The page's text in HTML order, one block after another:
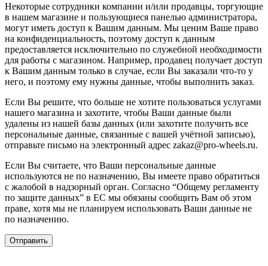
Некоторые сотрудники компании и/или продавцы, торгующие
в нашем магазине и пользующиеся панелью администратора,
могут иметь доступ к Вашим данным. Мы ценим Ваше право
на конфиденциальность, поэтому доступ к данным
предоставляется исключительно по служебной необходимости
для работы с магазином. Например, продавец получает доступ
к Вашим данным только в случае, если Вы заказали что-то у
него, и поэтому ему нужны данные, чтобы выполнить заказ.
Если Вы решите, что больше не хотите пользоваться услугами
нашего магазина и захотите, чтобы Ваши данные были
удалены из нашей базы данных (или захотите получить все
персональные данные, связанные с вашей учётной записью),
отправьте письмо на электронный адрес zakaz@pro-wheels.ru.
Если Вы считаете, что Ваши персональные данные
используются не по назначению, Вы имеете право обратиться
с жалобой в надзорный орган. Согласно “Общему регламенту
по защите данных” в ЕС мы обязаны сообщить Вам об этом
праве, хотя мы не планируем использовать Ваши данные не
по назначению.
Отправить